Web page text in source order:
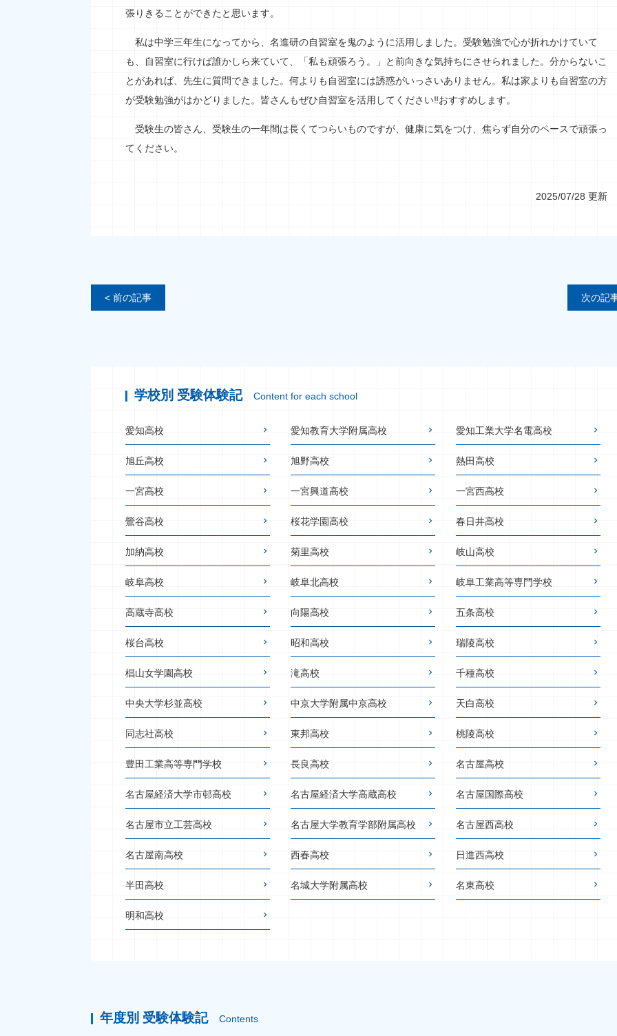
張りきることができたと思います。
私は中学三年生になってから、名進研の自習室を鬼のように活用しました。受験勉強で心が折れかけていて
も、自習室に行けば誰かしら来ていて、「私も頑張ろう。」と前向きな気持ちにさせられました。分からないこ
とがあれば、先生に質問できました。何よりも自習室には誘惑がいっさいありません。私は家よりも自習室の方
が受験勉強がはかどりました。皆さんもぜひ自習室を活用してください‼おすすめします。
受験生の皆さん、受験生の一年間は長くてつらいものですが、健康に気をつけ、焦らず自分のペースで頑張っ
てください。
2025/07/28 更新
< 前の記事 次の記
学校別 受験体験記 Content for each school
愛知高校 愛知教育大学附属高校 愛知工業大学名電高校
旭丘高校 旭野高校 熱田高校
一宮高校 一宮興道高校 一宮西高校
鶯谷高校 桜花学園高校 春日井高校
加納高校 菊里高校 岐山高校
岐阜高校 岐阜北高校 岐阜工業高等専門学校
高蔵寺高校 向陽高校 五条高校
桜台高校 昭和高校 瑞陵高校
椙山女学園高校 滝高校 千種高校
中央大学杉並高校 中京大学附属中京高校 天白高校
同志社高校 東邦高校 桃陵高校
豊田工業高等専門学校 長良高校 名古屋高校
名古屋経済大学市邨高校 名古屋経済大学高蔵高校 名古屋国際高校
名古屋市立工芸高校 名古屋大学教育学部附属高校 名古屋西高校
名古屋南高校 西春高校 日進西高校
半田高校 名城大学附属高校 名東高校
明和高校
年度別 受験体験記 Contents